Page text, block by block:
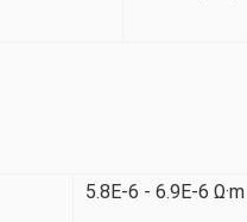
5.8E-6 - 6.9E-6 Ω·m